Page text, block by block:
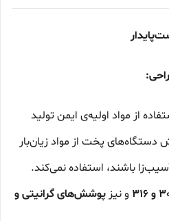
از مواد اولیه‌ی ایمن تولید
پخت از مواد زیان‌بار
باشند، استفاده نمی‌کند.
و نیز پوشش‌های گرانیتی و